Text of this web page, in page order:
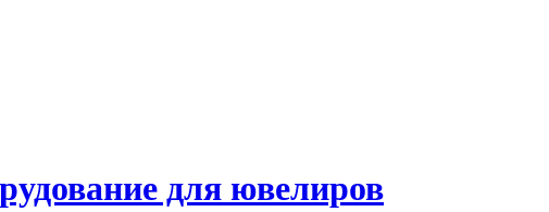
для ювелиров